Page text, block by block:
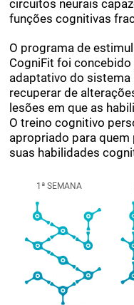
ajudar a incentivar a
circuitos neurais
O programa de
CogniFit foi
adaptativo do sistema
recuperar de
lesões em que as
O treino cognitivo
apropriado para quem
1ª SEMANA